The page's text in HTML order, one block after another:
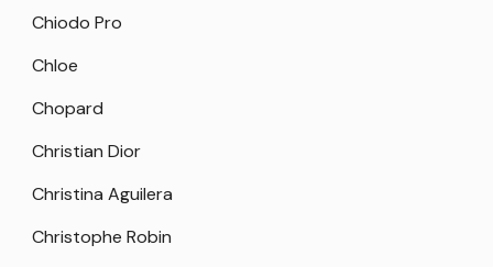
Chiodo Pro
Chloe
Chopard
Christian Dior
Christina Aguilera
Christophe Robin